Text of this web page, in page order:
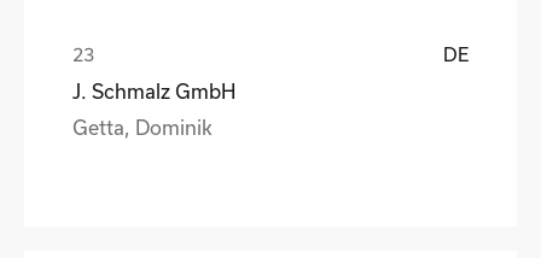
DE
J. Schmalz GmbH
Getta, Dominik